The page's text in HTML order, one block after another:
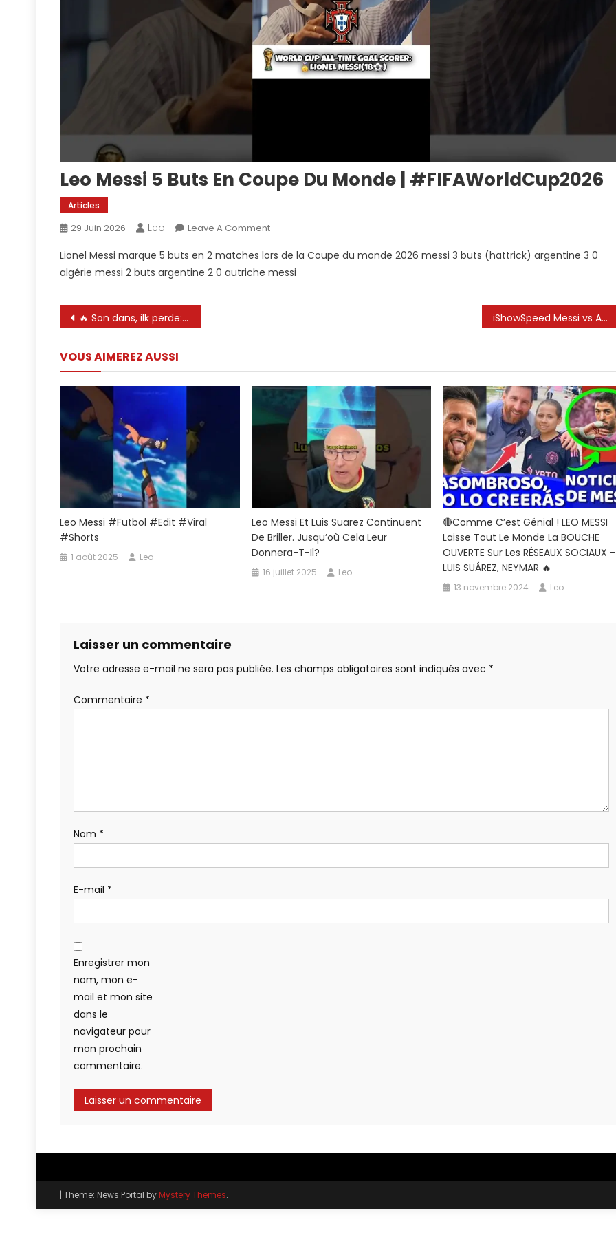
Leo Messi 5 Buts En Coupe Du Monde | #FIFAWorldCup2026
Articles
29 Juin 2026 Leo Leave A CommentOn
Messi
5
|
#FIFAWorldCup2026
Lionel Messi marque 5 buts en 2 matches lors de la Coupe du monde 2026 messi 3 buts (hattrick) argentine 3 0
algérie messi 2 buts argentine 2 0 autriche messi
Navigation
l’article
🔥 Son dans, ilk perde: Lionel Messi iShowSpeed ​​Messi vs Autriche Faits saillants | Coupe du Monde de la FIFA 2026™
VOUS AIMEREZ AUSSI
Leo Messi #futbol #edit #viral
#shorts
1 août 2025 Leo
Leo Messi Et Luis Suarez Continuent
De Briller. Jusqu’où Cela Leur
Donnera-T-Il?
16 juillet 2025 Leo
🔴Comme C’est Génial ! LEO MESSI
Laisse Tout Le Monde La BOUCHE
OUVERTE Sur Les RÉSEAUX SOCIAUX –
LUIS SUÁREZ, NEYMAR 🔥
13 novembre 2024 Leo
Laisser un commentaire
Votre adresse e-mail ne sera pas publiée. Les champs obligatoires sont indiqués avec *
Commentaire *
Nom *
E-mail *
Enregistrer mon
nom, mon e-
mail et mon site
dans le
navigateur pour
mon prochain
commentaire.
| Theme: News Portal byMystery Themes.